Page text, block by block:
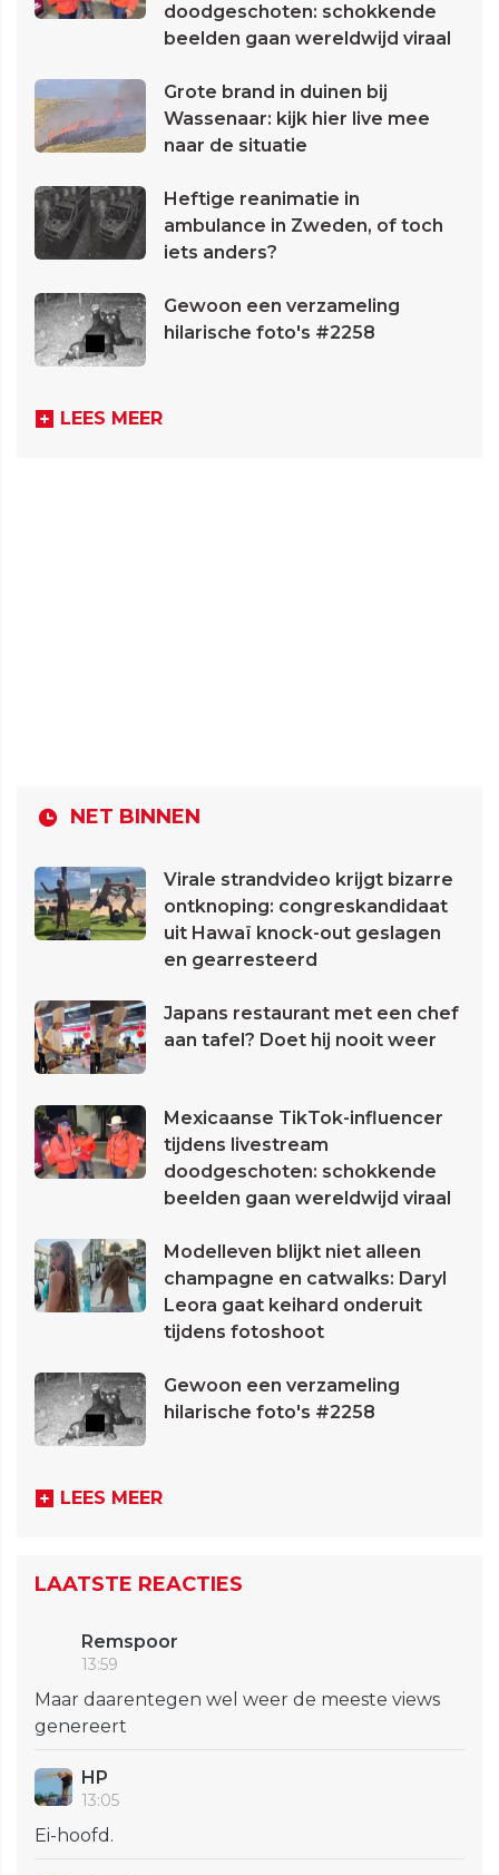
doodgeschoten: schokkende
beelden gaan wereldwijd viraal
Grote brand in duinen bij
Wassenaar: kijk hier live mee
naar de situatie
Heftige reanimatie in
ambulance in Zweden, of toch
iets anders?
Gewoon een verzameling
hilarische foto's #2258
LEES MEER
NET BINNEN
Virale strandvideo krijgt bizarre
ontknoping: congreskandidaat
uit Hawaï knock-out geslagen
en gearresteerd
Japans restaurant met een chef
aan tafel? Doet hij nooit weer
Mexicaanse TikTok-influencer
tijdens livestream
doodgeschoten: schokkende
beelden gaan wereldwijd viraal
Modelleven blijkt niet alleen
champagne en catwalks: Daryl
Leora gaat keihard onderuit
tijdens fotoshoot
Gewoon een verzameling
hilarische foto's #2258
LEES MEER
LAATSTE REACTIES
Remspoor
13:59
Maar daarentegen wel weer de meeste views
genereert
HP
13:05
Ei-hoofd.